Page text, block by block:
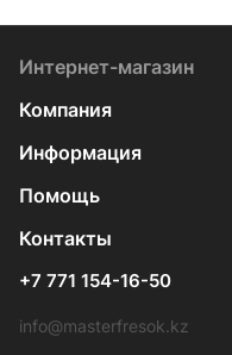
Интернет-магазин
Компания
Информация
Помощь
Контакты
+7 771 154-16-50
info@masterfresok.kz